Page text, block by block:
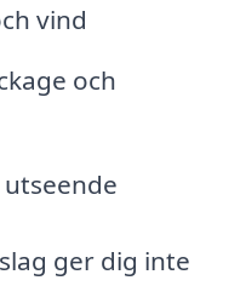
vind
och
ger dig inte